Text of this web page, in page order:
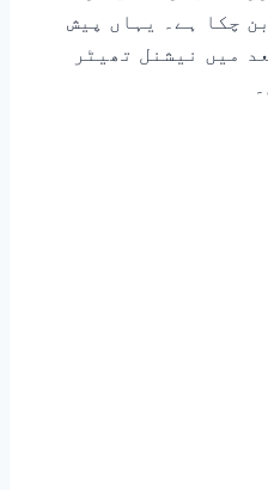
چکا ہے۔ یہاں پیش
میں نیشنل تھیٹر